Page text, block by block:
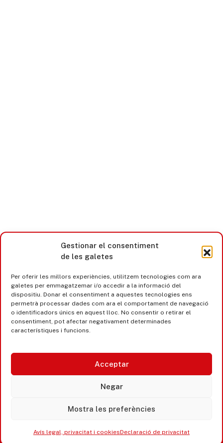
Gestionar el consentiment
de les galetes
Per oferir les millors experiències, utilitzem tecnologies com ara
galetes per emmagatzemar i/o accedir a la informació del
dispositiu. Donar el consentiment a aquestes tecnologies ens
permetrà processar dades com ara el comportament de navegació
o identificadors únics en aquest lloc. No consentir o retirar el
consentiment, pot afectar negativament determinades
característiques i funcions.
Acceptar
Negar
Mostra les preferències
Avís legal, privacitat i cookiesDeclaració de privacitat
Castell d’Aro · Platja d’Aro · S’Agaró
365 www.platjadaro